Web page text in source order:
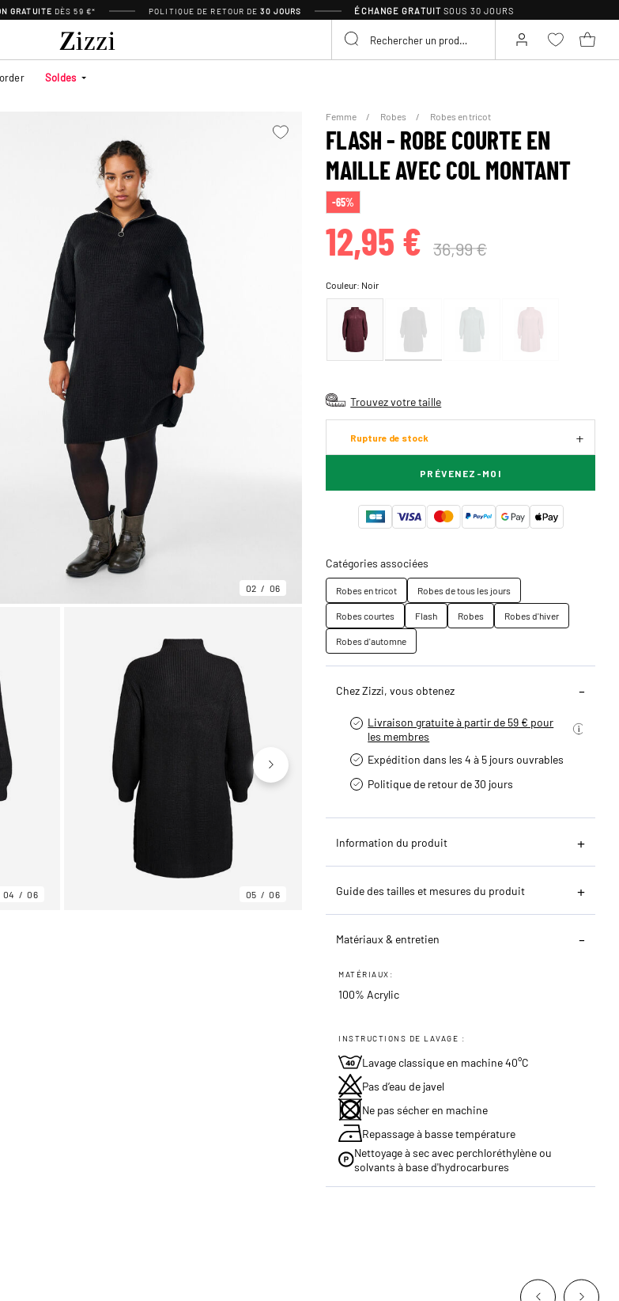
GRATUITE DÈS 59 €* POLITIQUE DE RETOUR DE30 JOURS ÉCHANGE GRATUITSOUS 30 JOURS
Soldes
02 06
04 06 05 06 06 06
Femme Robes Robes en tricot
FLASH - ROBE COURTE EN
MAILLE AVEC COL MONTANT
-65%
12,95 € 36,99 €
Couleur: Noir
Trouvez votre taille
Rupture de stock
PRÉVENEZ-MOI
Catégories associées
Robes en tricot
Robes de tous les jours
Robes courtes
Flash Robes
Robes d'hiver
Robes d'automne
Chez Zizzi, vous obtenez
Livraison gratuite à partir de 59 € pour
les membres
Expédition dans les 4 à 5 jours ouvrables
Politique de retour de 30 jours
Information du produit
Guide des tailles et mesures du produit
Matériaux & entretien
MATÉRIAUX:
100% Acrylic
INSTRUCTIONS DE LAVAGE :
Lavage classique en machine 40°C
Pas d’eau de javel
Ne pas sécher en machine
Repassage à basse température
Nettoyage à sec avec perchloréthylène ou
solvants à base d'hydrocarbures